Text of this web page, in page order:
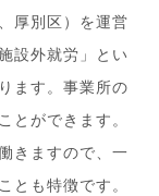
厚別区）を運営
設外就労」とい
ます。事業所の
とができます。
きますので、一
とも特徴です。